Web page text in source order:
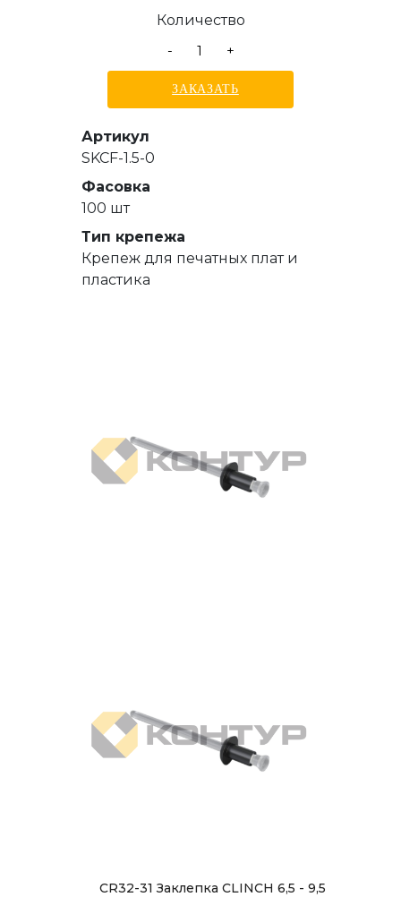
Количество
-
+
ЗАКАЗАТЬ
Артикул
SKCF-1.5-0
Фасовка
100 шт
Тип крепежа
Крепеж для печатных плат и
пластика
CR32-31 Заклепка CLINCH 6,5 - 9,5